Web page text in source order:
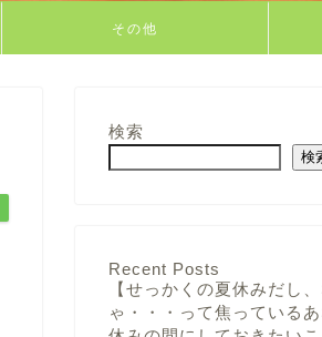
その他
検索
検
Recent Posts
【せっかくの夏休みだし
ゃ・・・って焦っている